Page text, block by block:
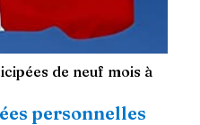
personnelles
de neuf mois à